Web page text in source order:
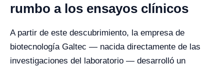
rumbo a los ensayos clínicos
A partir de este descubrimiento, la empresa de
biotecnología Galtec — nacida directamente de las
investigaciones del laboratorio — desarrolló un